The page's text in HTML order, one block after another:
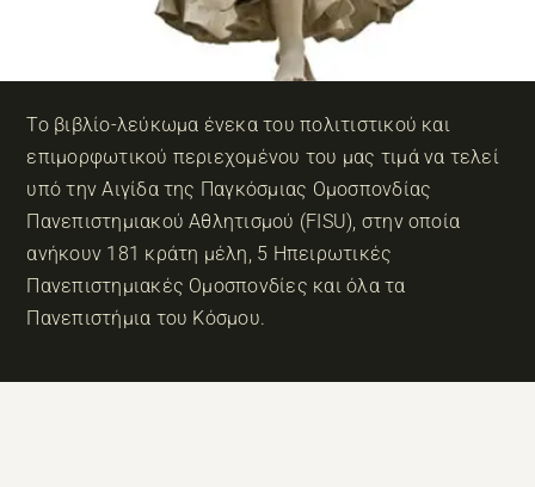
Το βιβλίο-λεύκωμα ένεκα του πολιτιστικού και
επιμορφωτικού περιεχομένου του μας τιμά να τελεί
υπό την Αιγίδα της Παγκόσμιας Ομοσπονδίας
Πανεπιστημιακού Αθλητισμού (FISU), στην οποία
ανήκουν 181 κράτη μέλη, 5 Ηπειρωτικές
Πανεπιστημιακές Ομοσπονδίες και όλα τα
Πανεπιστήμια του Κόσμου.